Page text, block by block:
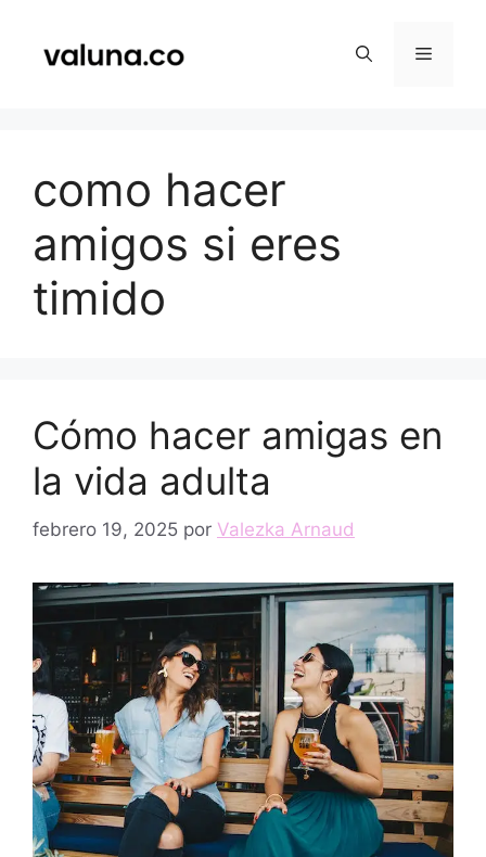
contenido
Menú
como hacer
amigos si eres
timido
Cómo hacer amigas en
la vida adulta
febrero 19, 2025 por Valezka Arnaud